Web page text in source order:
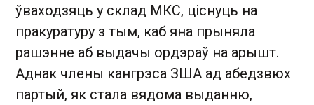
ўваходзяць у склад МКС, ціснуць на
пракуратуру з тым, каб яна прыняла
рашэнне аб выдачы ордэраў на арышт.
Аднак члены кангрэса ЗША ад абедзвюх
партый, як стала вядома выданню,